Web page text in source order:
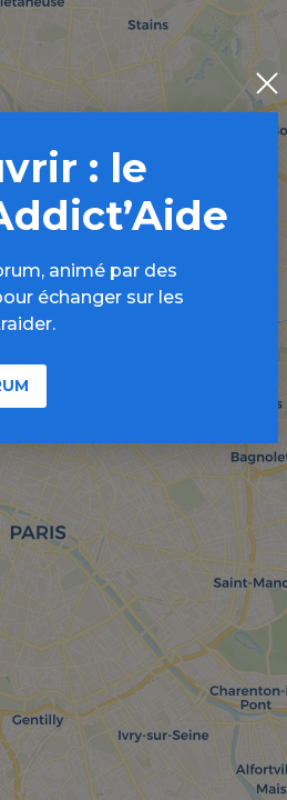
: le
animé par des
échanger sur les